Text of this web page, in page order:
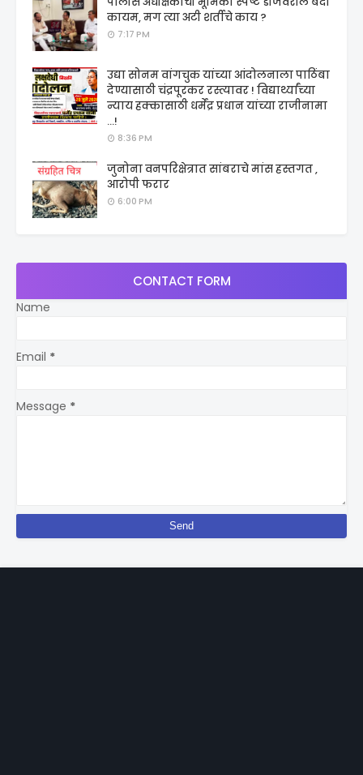
कायम, मग त्या अटी शर्तीचे काय ?
7:17 PM
उद्या सोनम वांगचुक यांच्या आंदोलनाला पाठिंबा
देण्यासाठी चंद्रपूरकर रस्त्यावर ! विद्यार्थ्यांच्या
न्याय हक्कासाठी धर्मेंद्र प्रधान यांच्या राजीनामा
...!
8:36 PM
जुनोना वनपरिक्षेत्रात सांबराचे मांस हस्तगत ,
आरोपी फरार
6:00 PM
CONTACT FORM
Name
Email *
Message *